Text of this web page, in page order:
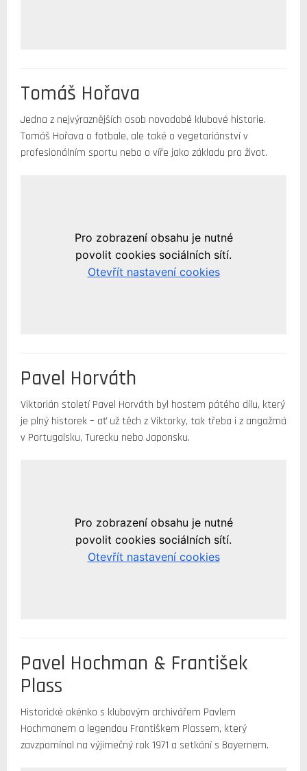
Tomáš Hořava
Jedna z nejvýraznějších osob novodobé klubové historie.
Tomáš Hořava o fotbale, ale také o vegetariánství v
profesionálním sportu nebo o víře jako základu pro život.
Pavel Horváth
Viktorián století Pavel Horváth byl hostem pátého dílu, který
je plný historek – ať už těch z Viktorky, tak třeba i z angažmá
v Portugalsku, Turecku nebo Japonsku.
Pavel Hochman & František
Plass
Historické okénko s klubovým archivářem Pavlem
Hochmanem a legendou Františkem Plassem, který
zavzpomínal na výjimečný rok 1971 a setkání s Bayernem.